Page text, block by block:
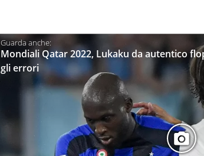
Mondiali Qatar 2022, Lukaku da autentico
gli errori